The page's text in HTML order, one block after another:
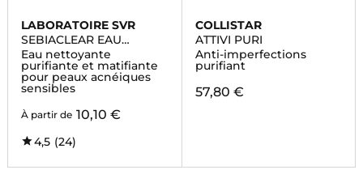
LABORATOIRE SVR
SEBIACLEAR EAU
MICELLAIRE
Eau nettoyante
purifiante et matifiante
pour peaux acnéiques
sensibles
À partir de 10,10 €
4,5 (24)
COLLISTAR
ATTIVI PURI
Anti-imperfections
purifiant
57,80 €